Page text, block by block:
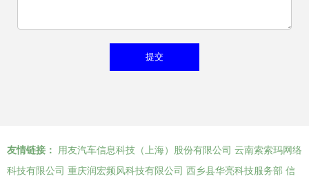
友情链接： 用友汽车信息科技（上海）股份有限公司 云南索索玛网络
科技有限公司 重庆润宏频风科技有限公司 西乡县华亮科技服务部 信